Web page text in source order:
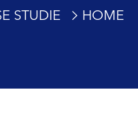
HOME
STUDIE